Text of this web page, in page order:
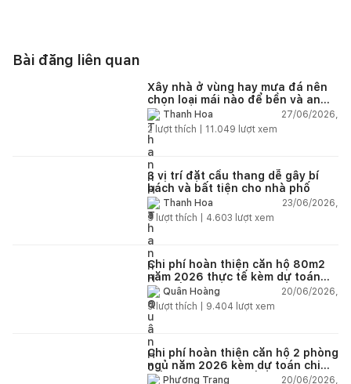
Bài đăng liên quan
Xây nhà ở vùng hay mưa đá nên
chọn loại mái nào để bền và an
toàn?Thanh Hoa
27/06/2026,
2 lượt thích | 11.049 lượt xem
3 vị trí đặt cầu thang dễ gây bí
bách và bất tiện cho nhà phố
Thanh Hoa
23/06/2026,
5 lượt thích | 4.603 lượt xem
Chi phí hoàn thiện căn hộ 80m2
năm 2026 thực tế kèm dự toán
chi tiết từng hạng mục
Quân Hoàng
20/06/2026,
9lượt thích | 9.404 lượt xem
Chi phí hoàn thiện căn hộ 2 phòng
ngủ năm 2026 kèm dự toán chi
tiết và ví dụ thực tế
Phương Trang 20/06/2026,